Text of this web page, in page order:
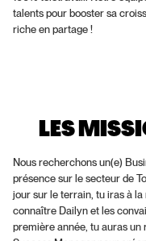
talents pour booster sa
riche en partage !
LES
Nous recherchons un(e)
présence sur le secteur de
jour sur le terrain, tu iras à
connaître Dailyn et les
première année, tu auras